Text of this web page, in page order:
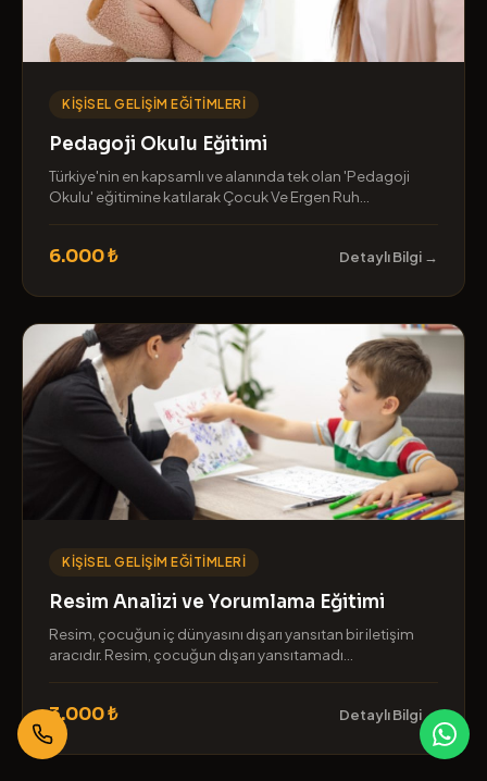
KIŞISEL GELIŞIM EĞITIMLERI
Pedagoji Okulu Eğitimi
Türkiye'nin en kapsamlı ve alanında tek olan 'Pedagoji
Okulu' eğitimine katılarak Çocuk Ve Ergen Ruh...
6.000 ₺ Detaylı Bilgi →
KIŞISEL GELIŞIM EĞITIMLERI
Resim Analizi ve Yorumlama Eğitimi
Resim, çocuğun iç dünyasını dışarı yansıtan bir iletişim
aracıdır. Resim, çocuğun dışarı yansıtamadı...
3.000 ₺ Detaylı Bilgi →